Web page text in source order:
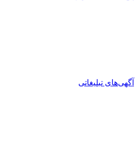
آگهی‌های تبلیغاتی